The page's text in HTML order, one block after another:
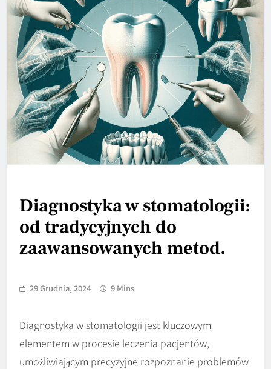
Diagnostyka w stomatologii:
od tradycyjnych do
zaawansowanych metod.
29 Grudnia, 2024 9 Mins
Diagnostyka w stomatologii jest kluczowym
elementem w procesie leczenia pacjentów,
umożliwiającym precyzyjne rozpoznanie problemów